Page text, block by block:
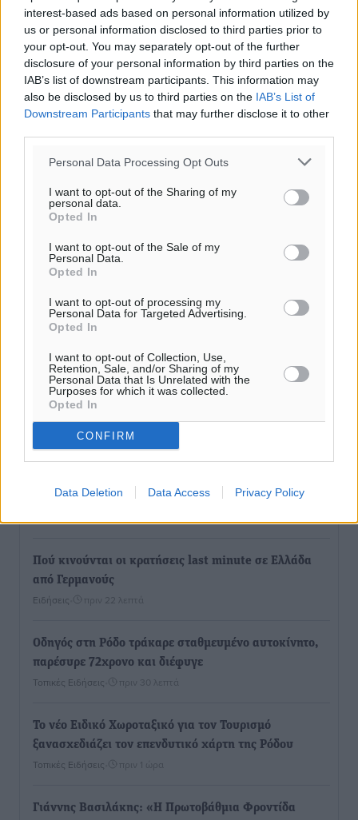
interest-based ads based on personal information utilized by
us or personal information disclosed to third parties prior to
your opt-out. You may separately opt-out of the further
disclosure of your personal information by third parties on the
IAB’s list of downstream participants. This information may
also be disclosed by us to third parties on the IAB’s List of
Downstream Participants that may further disclose it to other
Personal Data Processing Opt Outs
I want to opt-out of the Sharing of my
personal data.
Opted In
I want to opt-out of the Sale of my
Personal Data.
Opted In
I want to opt-out of processing my
Personal Data for Targeted Advertising.
Opted In
I want to opt-out of Collection, Use,
Retention, Sale, and/or Sharing of my
Personal Data that Is Unrelated with the
Purposes for which it was collected.
Opted In
CONFIRM
Data Deletion Data Access Privacy Policy
Ροή ειδήσεων
Δεύτερη πηγή εισοδήματος για τους επαγγελματίες
ψαράδες ο αλιευτικός τουρισμός
Ακαθάριστα οικόπεδα: Τι γίνεται όταν ο ιδιοκτήτης
ποιος πληρώνει τον λογαριασμό
Πού κινούνται οι κρατήσεις last minute σε Ελλάδα
από Γερμανούς
Ειδήσεις πριν 22 λεπτά
Οδηγός στη Ρόδο τράκαρε σταθμευμένο αυτοκίνητο,
παρέσυρε 72χρονο και διέφυγε
Τοπικές Ειδήσεις πριν 30 λεπτά
Το νέο Ειδικό Χωροταξικό για τον Τουρισμό
ξανασχεδιάζει τον επενδυτικό χάρτη της Ρόδου
Τοπικές Ειδήσεις πριν 1 ώρα
Γιάννης Βασιλάκης: «Η Πρωτοβάθμια Φροντίδα